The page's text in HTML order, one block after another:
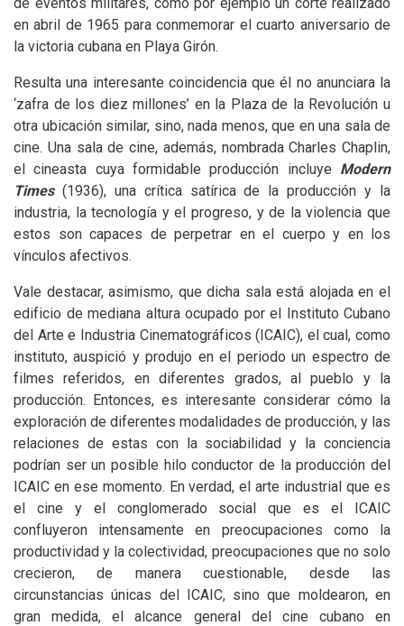
en abril de 1965 para conmemorar el cuarto aniversario de
la victoria cubana en Playa Girón.
Resulta una interesante coincidencia que él no anunciara la
‘zafra de los diez millones’ en la Plaza de la Revolución u
otra ubicación similar, sino, nada menos, que en una sala de
cine. Una sala de cine, además, nombrada Charles Chaplin,
el cineasta cuya formidable producción incluye Modern
Times(1936), una crítica satírica de la producción y la
industria, la tecnología y el progreso, y de la violencia que
estos son capaces de perpetrar en el cuerpo y en los
vínculos afectivos.
Vale destacar, asimismo, que dicha sala está alojada en el
edificio de mediana altura ocupado por el Instituto Cubano
del Arte e Industria Cinematográficos (ICAIC), el cual, como
instituto, auspició y produjo en el periodo un espectro de
filmes referidos, en diferentes grados, al pueblo y la
producción. Entonces, es interesante considerar cómo la
exploración de diferentes modalidades de producción, y las
relaciones de estas con la sociabilidad y la conciencia
podrían ser un posible hilo conductor de la producción del
ICAIC en ese momento. En verdad, el arte industrial que es
el cine y el conglomerado social que es el ICAIC
confluyeron intensamente en preocupaciones como la
productividad y la colectividad, preocupaciones que no solo
crecieron, de manera cuestionable, desde las
circunstancias únicas del ICAIC, sino que moldearon, en
gran medida, el alcance general del cine cubano en